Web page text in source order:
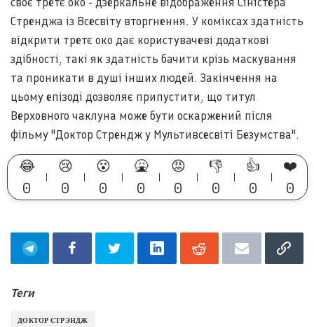
Стренджа із Всесвіту вторгнення. У коміксах здатність
відкрити третє око дає користувачеві додаткові
здібності, такі як здатність бачити крізь маскування
та проникати в душі інших людей. Закінчення на
цьому епізоді дозволяє припустити, що титул
Верховного чаклуна може бути оскаржений після
фільму "Доктор Стрендж у Мультивсесвіті Безумства".
😂
0
😢
0
😮
0
🤮
0
😡
0
👎
0
👍
0
❤️
0
Теги
ДОКТОР СТРЭНДЖ